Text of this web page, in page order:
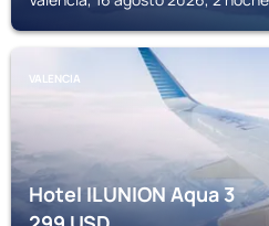
VALENCIA
Hotel ILUNION Aqua 3